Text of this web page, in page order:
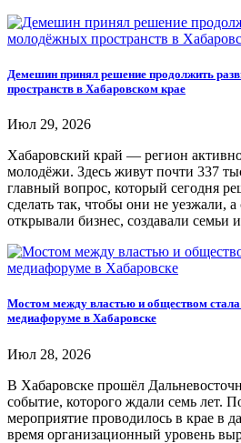
Демешин принял решение продолжить
пространств в Хабаровском крае
Июл 29, 2026
Хабаровский край — регион
молодёжи. Здесь живут почти 337
главный вопрос, который сегодня
сделать так, чтобы они не уезжали, а
открывали бизнес, создавали семьи
Мостом между властью и обществом
медиафоруме в Хабаровске
Июл 28, 2026
В Хабаровске прошёл
событие, которого ждали семь лет.
мероприятие проводилось в крае в
время организационный уровень